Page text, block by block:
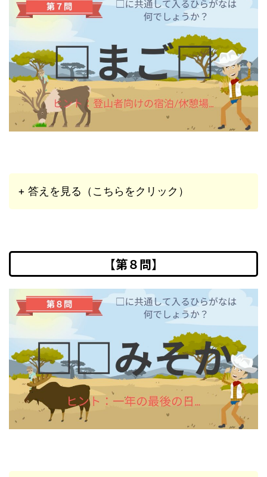
+ 答えを見る（こちらをクリック）
【第８問】